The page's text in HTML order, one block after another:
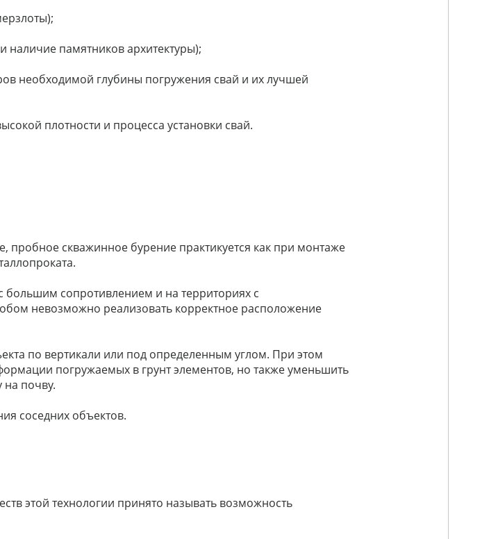
наличие памятников архитектуры);
необходимой глубины погружения свай и их лучшей
плотности и процесса установки свай.
пробное скважинное бурение практикуется как при монтаже
большим сопротивлением и на территориях с
невозможно реализовать корректное расположение
по вертикали или под определенным углом. При этом
погружаемых в грунт элементов, но также уменьшить
почву.
соседних объектов.
этой технологии принято называть возможность